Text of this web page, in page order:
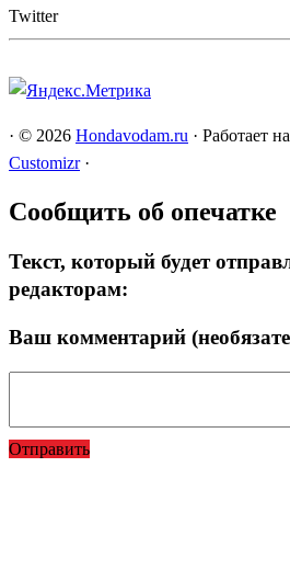
Twitter
· © 2026 Hondavodam.ru · Работает на
Customizr ·
Сообщить об опечатке
Текст, который будет
редакторам:
Ваш комментарий
Отправить